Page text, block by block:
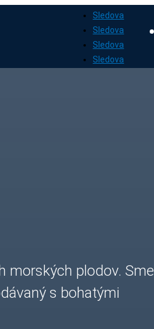
Sledova
Sledova
Sledova
Sledova
morských plodov. Sme
s bohatými